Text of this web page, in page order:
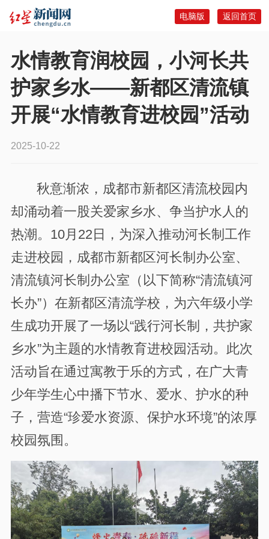
返回首页
电脑版
水情教育润校园，小河长共
护家乡水​——新都区清流镇
开展“水情教育进校园”活动
2025-10-22
秋意渐浓，成都市新都区清流校园内
却涌动着一股关爱家乡水、争当护水人的
热潮。10月22日，为深入推动河长制工作
走进校园，成都市新都区河长制办公室、
清流镇河长制办公室（以下简称“清流镇河
长办”）在新都区清流学校，为六年级小学
生成功开展了一场以“践行河长制，共护家
乡水”为主题的水情教育进校园活动。此次
活动旨在通过寓教于乐的方式，在广大青
少年学生心中播下节水、爱水、护水的种
子，营造“珍爱水资源、保护水环境”的浓厚
校园氛围。